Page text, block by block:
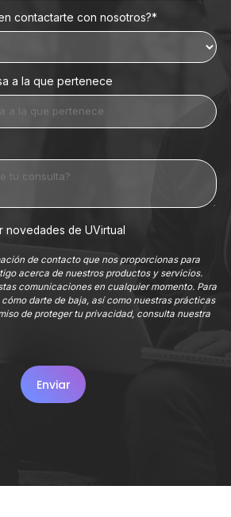
contactarte con nosotros?*
a la que pertenece
novedades de UVirtual
de contacto que nos proporcionas para
acerca de nuestros productos y servicios.
comunicaciones en cualquier momento. Para
darte de baja, así como nuestras prácticas
de proteger tu privacidad, consulta nuestra